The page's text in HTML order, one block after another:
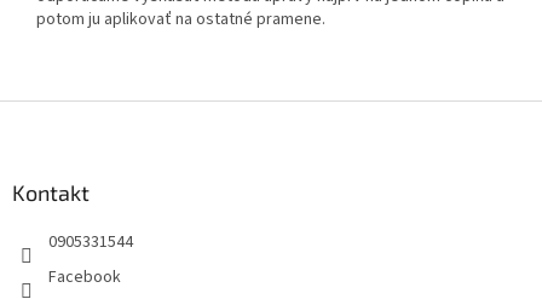
potom ju aplikovať na ostatné pramene.
Kontakt
0905331544
Facebook